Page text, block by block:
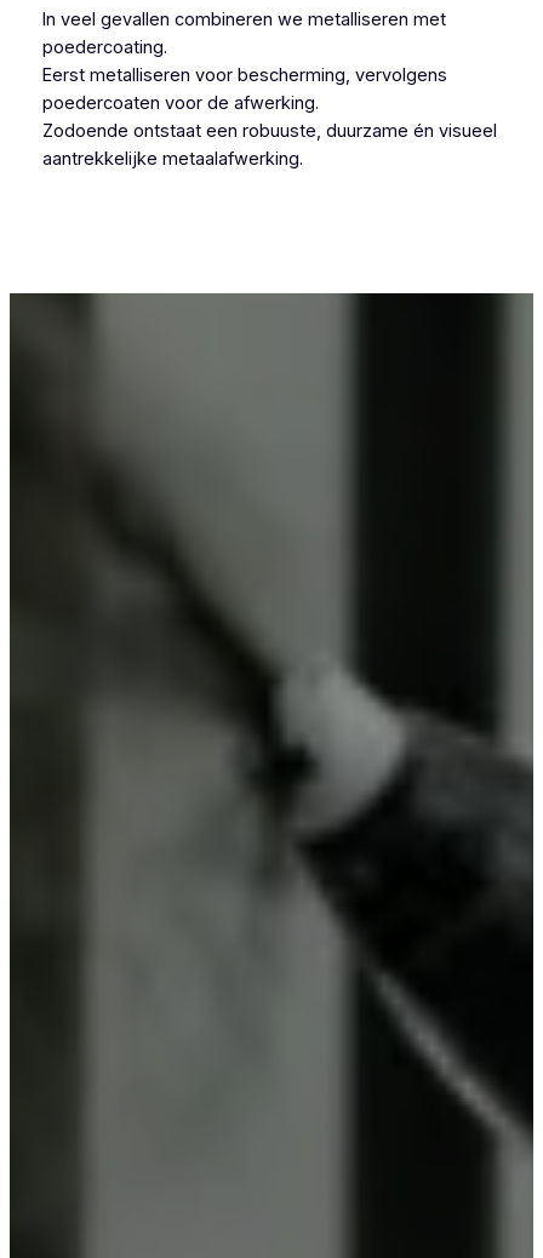
In veel gevallen combineren we metalliseren met
poedercoating.
Eerst metalliseren voor bescherming, vervolgens
poedercoaten voor de afwerking.
Zodoende ontstaat een robuuste, duurzame én visueel
aantrekkelijke metaalafwerking.